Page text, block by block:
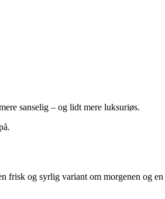
sanselig – og lidt mere luksuriøs.
frisk og syrlig variant om morgenen og en